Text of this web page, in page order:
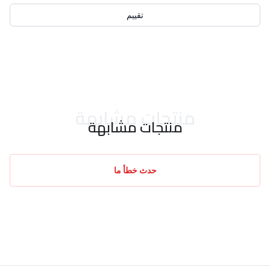
تقييم
منتجات مشابهة
منتجات مشابهة
حدث خطأ ما